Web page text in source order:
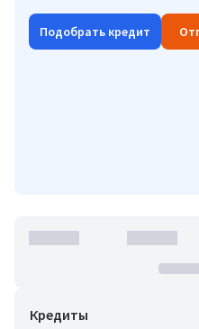
Подобрать кредит
Кредиты